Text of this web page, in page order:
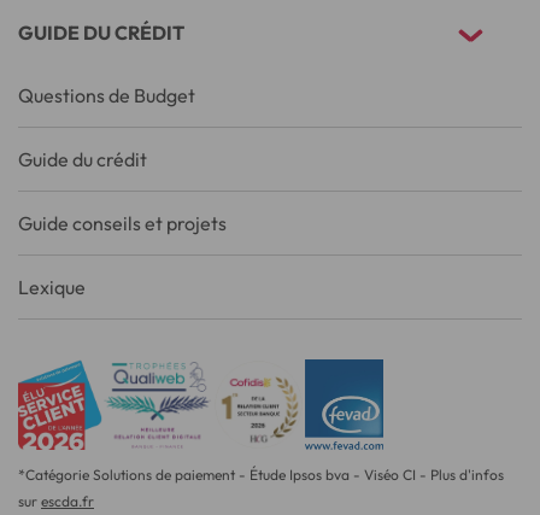
GUIDE DU CRÉDIT
Questions de Budget
Guide du crédit
Guide conseils et projets
Lexique
*Catégorie Solutions de paiement - Étude Ipsos bva - Viséo CI - Plus d'infos
sur escda.fr